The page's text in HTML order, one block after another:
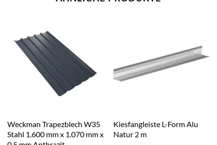
Weckman Trapezblech W35
Stahl 1.600 mm x 1.070 mm x
Kiesfangleiste L-Form Alu
Natur 2 m